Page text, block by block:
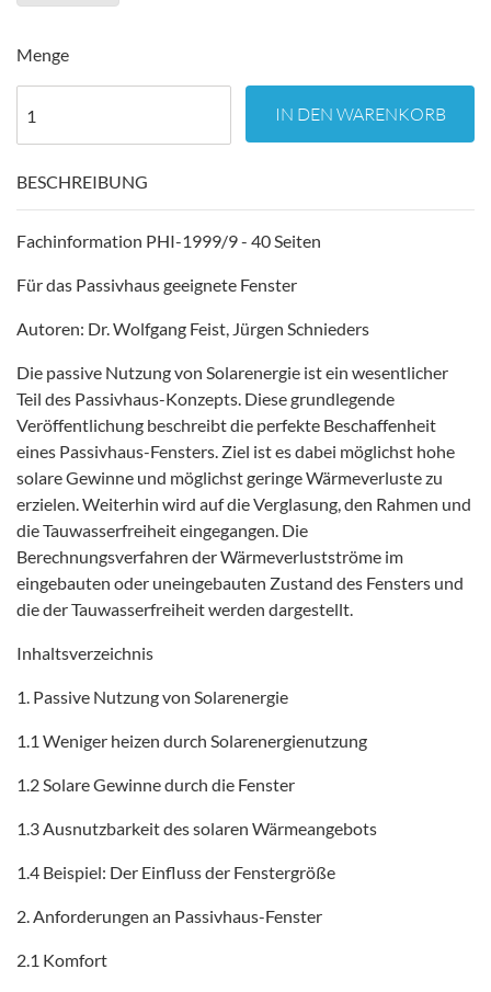
Menge
IN DEN WARENKORB
BESCHREIBUNG
Fachinformation PHI-1999/9 - 40 Seiten
Für das Passivhaus geeignete Fenster
Autoren: Dr. Wolfgang Feist, Jürgen Schnieders
Die passive Nutzung von Solarenergie ist ein wesentlicher
Teil des Passivhaus-Konzepts. Diese grundlegende
Veröffentlichung beschreibt die perfekte Beschaffenheit
eines Passivhaus-Fensters. Ziel ist es dabei möglichst hohe
solare Gewinne und möglichst geringe Wärmeverluste zu
erzielen. Weiterhin wird auf die Verglasung, den Rahmen und
die Tauwasserfreiheit eingegangen. Die
Berechnungsverfahren der Wärmeverlustströme im
eingebauten oder uneingebauten Zustand des Fensters und
die der Tauwasserfreiheit werden dargestellt.
Inhaltsverzeichnis
1. Passive Nutzung von Solarenergie
1.1 Weniger heizen durch Solarenergienutzung
1.2 Solare Gewinne durch die Fenster
1.3 Ausnutzbarkeit des solaren Wärmeangebots
1.4 Beispiel: Der Einfluss der Fenstergröße
2. Anforderungen an Passivhaus-Fenster
2.1 Komfort